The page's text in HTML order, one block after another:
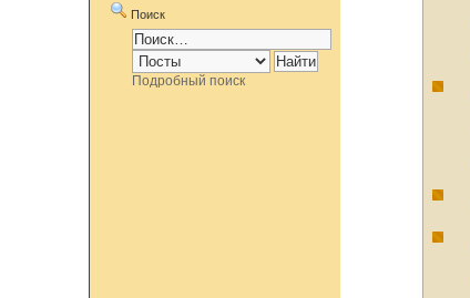
Поиск
Подробный поиск